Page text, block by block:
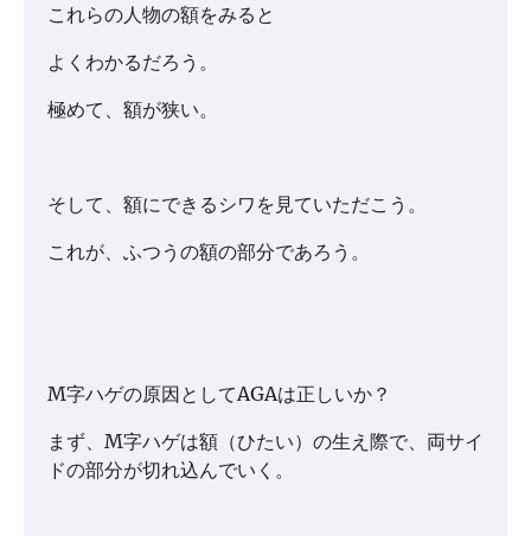
これらの人物の額をみると
よくわかるだろう。
極めて、額が狭い。
そして、額にできるシワを見ていただこう。
これが、ふつうの額の部分であろう。
M字ハゲの原因としてAGAは正しいか？
まず、M字ハゲは額（ひたい）の生え際で、両サイ
ドの部分が切れ込んでいく。